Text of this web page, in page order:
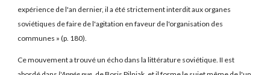
expérience de l'an dernier, il a été strictement interdit aux organes
soviétiques de faire de l'agitation en faveur de l'organisation des
communes » (p. 180).
Ce mouvement a trouvé un écho dans la littérature soviétique. II est